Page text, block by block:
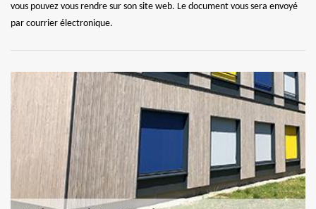
vous pouvez vous rendre sur son site web. Le document vous sera envoyé
par courrier électronique.